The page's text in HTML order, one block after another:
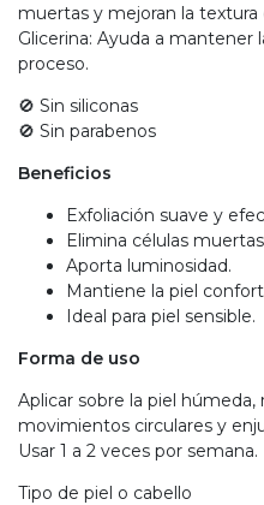
muertas y mejoran la textura
Glicerina: Ayuda a mantener
proceso.
🚫 Sin siliconas
🚫 Sin parabenos
Beneficios
Exfoliación suave y
Elimina células
Aporta luminosidad.
Mantiene la piel
Ideal para piel sensible.
Forma de uso
Aplicar sobre la piel
movimientos circulares y
Usar 1 a 2 veces por semana.
Tipo de piel o cabello